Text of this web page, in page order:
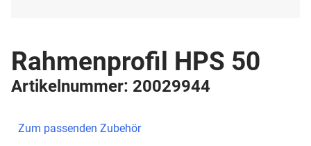
Rahmenprofil HPS 50
Artikelnummer: 20029944
Zum passenden Zubehör